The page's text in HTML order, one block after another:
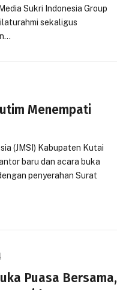
Sukri Indonesia Group
sekaligus
Menempati
(JMSI) Kabupaten Kutai
baru dan acara buka
penyerahan Surat
Puasa Bersama,